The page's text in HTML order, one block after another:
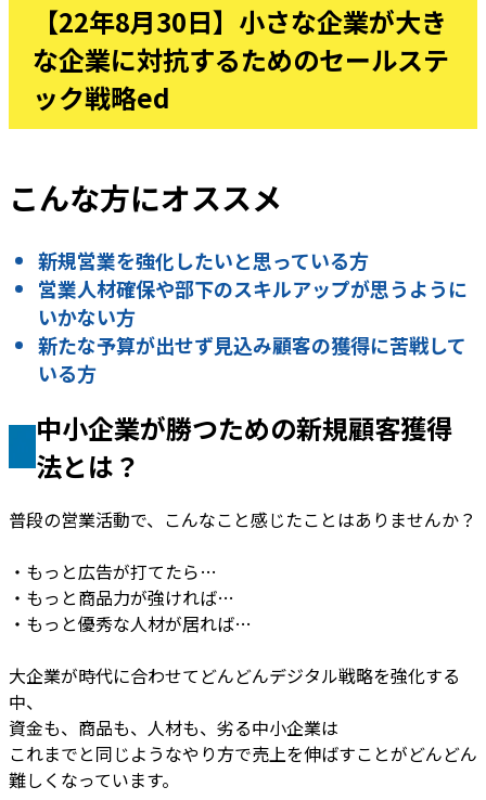
【22年8月30日】小さな企業が大き
な企業に対抗するためのセールステ
ック戦略ed
こんな方にオススメ
新規営業を強化したいと思っている方
営業人材確保や部下のスキルアップが思うように
いかない方
新たな予算が出せず見込み顧客の獲得に苦戦して
いる方
中小企業が勝つための新規顧客獲得
法とは？
普段の営業活動で、こんなこと感じたことはありませんか？
・もっと広告が打てたら…
・もっと商品力が強ければ…
・もっと優秀な人材が居れば…
大企業が時代に合わせてどんどんデジタル戦略を強化する
中、
資金も、商品も、人材も、劣る中小企業は
これまでと同じようなやり方で売上を伸ばすことがどんどん
難しくなっています。